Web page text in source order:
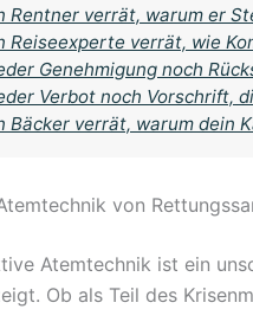
Rentner verrät, warum er
Reiseexperte verrät, wie
Genehmigung noch
Verbot noch Vorschrift,
Bäcker verrät, warum dein
von
Atemtechnik ist ein
Ob als Teil des